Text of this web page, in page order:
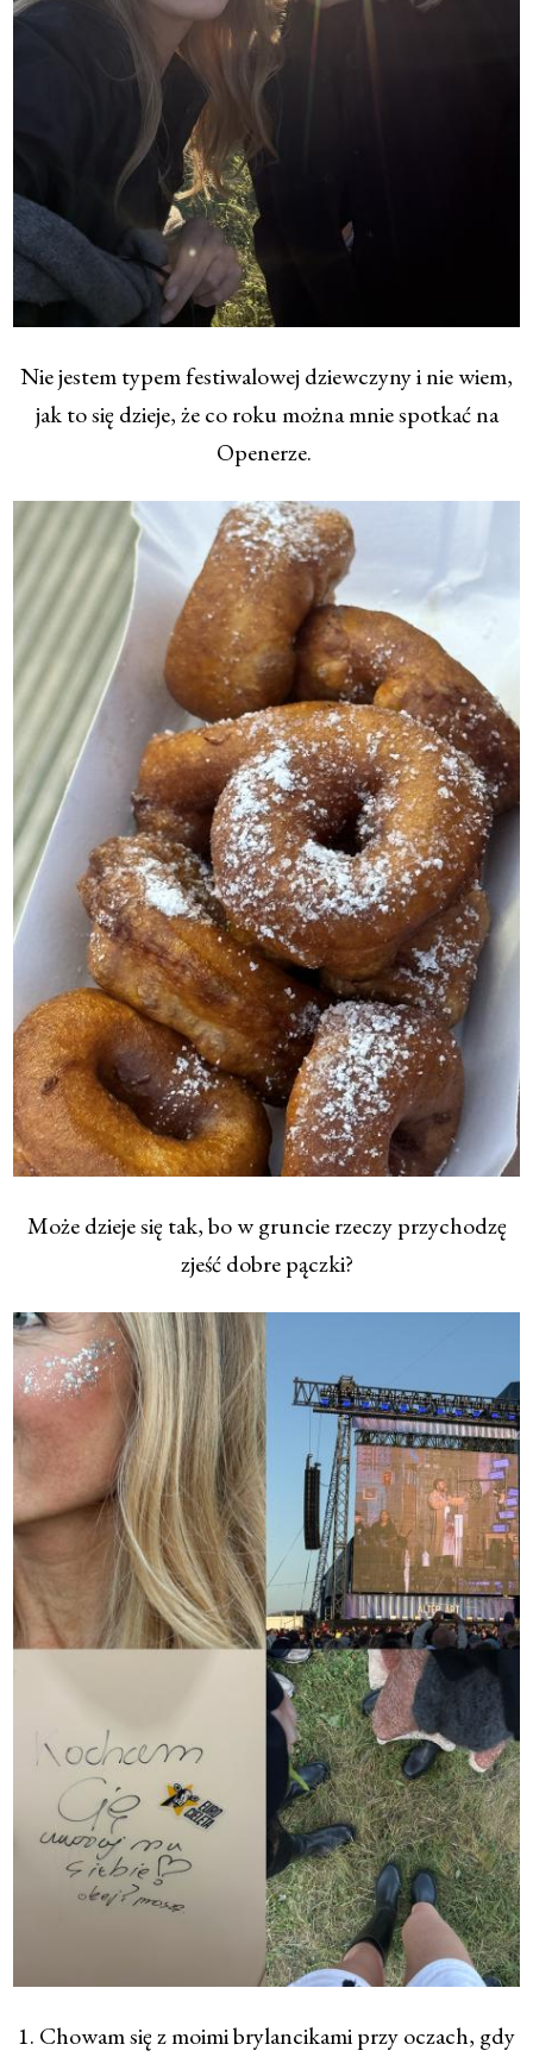
Nie jestem typem festiwalowej dziewczyny i nie wiem,
jak to się dzieje, że co roku można mnie spotkać na
Openerze.
Może dzieje się tak, bo w gruncie rzeczy przychodzę
zjeść dobre pączki?
1. Chowam się z moimi brylancikami przy oczach, gdy